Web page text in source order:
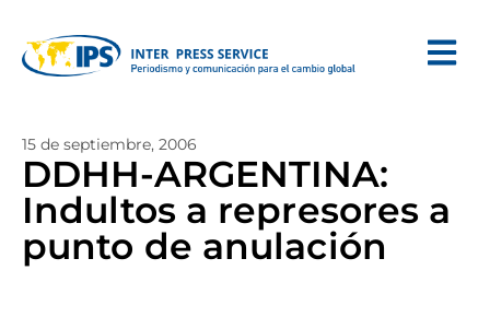
15 de septiembre, 2006
DDHH-ARGENTINA:
Indultos a represores a
punto de anulación